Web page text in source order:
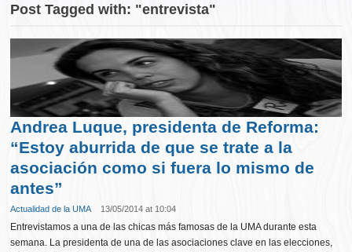
Post Tagged with: "entrevista"
Andrea Luque, presidenta de Reforma:
“Estoy aburrida de que se trate a la
asociación como si fuera lo mismo de
antes”
Actualidad de la UMA 13/05/2014 at 10:04
Entrevistamos a una de las chicas más famosas de la UMA durante esta
semana. La presidenta de una de las asociaciones clave en las elecciones,